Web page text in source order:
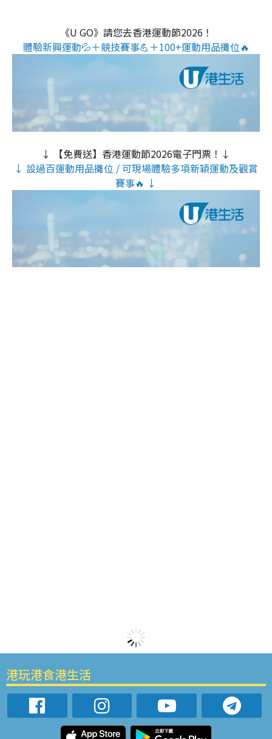
《U GO》請您去香港運動節2026！
體驗新興運動💦＋競技賽事💪＋100+運動用品攤位🔥
↓ 【免費送】香港運動節2026電子門票！↓
↓ 設過百運動用品攤位 / 可現場體驗多項新穎運動及觀賞
賽事🔥 ↓
港玩港食港生活